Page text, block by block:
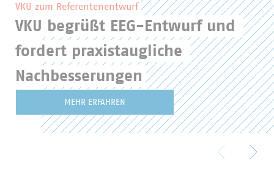
VKU zum Referentenentwurf
VKU begrüßt EEG-Entwurf und
fordert praxistaugliche
Nachbesserungen
MEHR ERFAHREN